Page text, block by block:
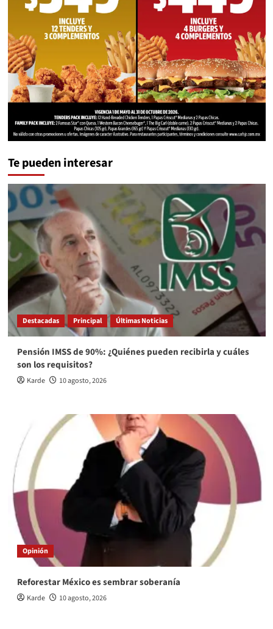
Te pueden interesar
Destacadas Principal Últimas Noticias
Pensión IMSS de 90%: ¿Quiénes pueden recibirla y cuáles
son los requisitos?
Karde 10 agosto, 2026
Opinión
Reforestar México es sembrar soberanía
Karde 10 agosto, 2026